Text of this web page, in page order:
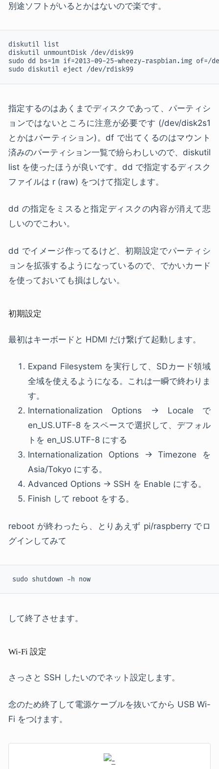
別途ソフトがいるとかはないので楽です。
diskutil list
diskutil unmountDisk /dev/disk99
sudo dd bs=1m if=2013-09-25-wheezy-raspbian.img of=/
sudo diskutil eject /dev/rdisk99
指定するのはあくまでディスクであって、パーティシ
ョンではないところに注意が必要です (/dev/disk2s1
とかはパーティション)。df で出てくるのはマウント
済みのパーティション一覧で紛らわしいので、diskutil
list を使ったほうが良いです。dd で指定するディスク
ファイルは r (raw) をつけて指定します。
dd の指定をミスると指定ディスクの内容が消えて悲
しいのでこわい。
dd でイメージ作ってるけど、初期設定でパーティシ
ョンを拡張するようになっているので、でかいカード
を使っておいても損はしない。
初期設定
最初はキーボードと HDMI だけ繋げて起動します。
Expand Filesystem を実行して、SDカード領域
全域を使えるようになる。これは一瞬で終わりま
す。
Internationalization Options → Locale で
en_US.UTF-8 をスペースで選択して、デフォル
トを en_US.UTF-8 にする
Internationalization Options → Timezone を
Asia/Tokyo にする。
Advanced Options → SSH を Enable にする。
Finish して reboot をする。
reboot が終わったら、とりあえず pi/raspberry でロ
グインしてみて
sudo shutdown -h now
して終了させます。
Wi-Fi 設定
さっさと SSH したいのでネット設定します。
念のため終了して電源ケーブルを抜いてから USB Wi-
Fi をつけます。